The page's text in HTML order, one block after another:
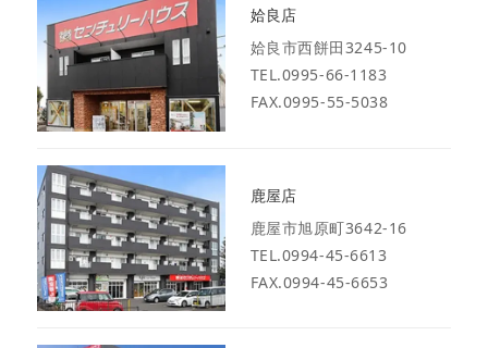
姶良店
姶良市西餅田3245-10
TEL.0995-66-1183
FAX.0995-55-5038
鹿屋店
鹿屋市旭原町3642-16
TEL.0994-45-6613
FAX.0994-45-6653